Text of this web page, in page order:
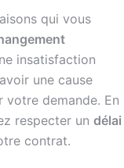
qui vous
insatisfaction
une cause
demande. En
respecter un délai
contrat.